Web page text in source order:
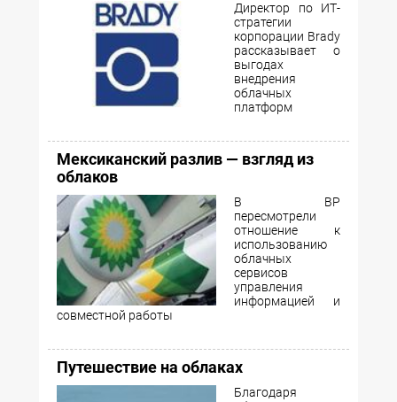
Директор по ИТ-
стратегии
корпорации Brady
рассказывает о
выгодах
внедрения
облачных
платформ
Мексиканский разлив — взгляд из
облаков
В BP
пересмотрели
отношение к
использованию
облачных
сервисов
управления
информацией и
совместной работы
Путешествие на облаках
Благодаря